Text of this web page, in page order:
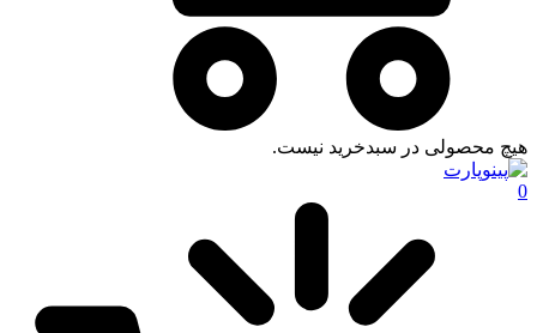
هیچ محصولی در سبدخرید نیست.
0